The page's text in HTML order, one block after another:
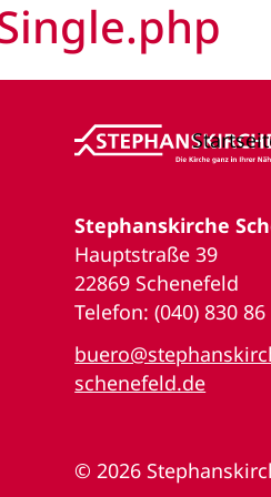
Stephanskirche
Hauptstraße 39
22869 Schenefeld
Telefon: (040) 830 86
schenefeld.de
© 2026